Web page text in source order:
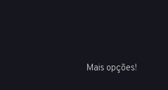
Mais opções!